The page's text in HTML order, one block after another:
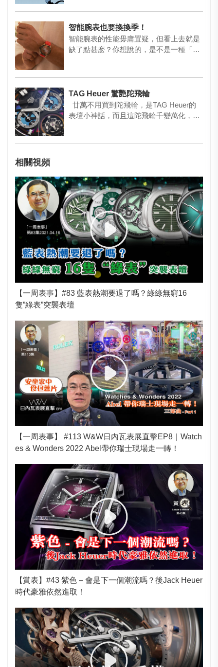
智能腕表也要換換季！
智能腕表的性能毋庸置疑，但看上去就是
缺了點甚麽？你想說的，是不是一種「個
TAG Heuer 驚艷陀飛輪
廿萬不用買到陀飛輪，是TAG Heuer的
表壇小神話，而且這陀飛輪千變萬化，最
相關視頻
【一周表事】#83 藍表熱潮要退了嗎？綠綠無窮16
隻”綠表”突襲表壇
【一周表事】 #113 W&W日內瓦表展直擊EP8｜Watch
es & Wonders 2022 Abel帶你瑞士現場走一轉！
【賞表】#43 紫色 – 會是下一個潮流嗎？後Jack Heuer
時代豪雅依然進取！